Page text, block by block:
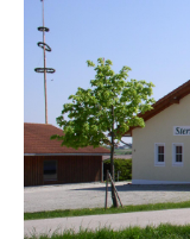
Links
Termine
Aktuell
Mannschaften
Jugend
Fotogalerie